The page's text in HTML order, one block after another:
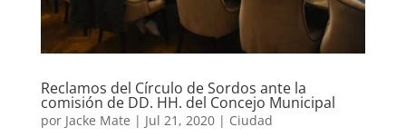
Reclamos del Círculo de Sordos ante la
comisión de DD. HH. del Concejo Municipal
por Jacke Mate | Jul 21, 2020| Ciudad